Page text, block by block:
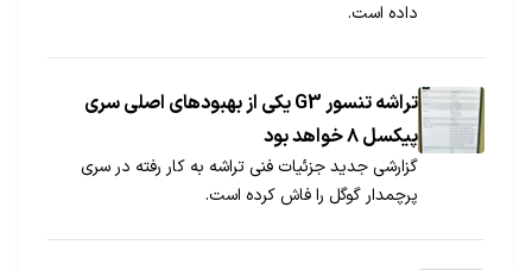
داده است.
تراشه تنسور G3 یکی از بهبودهای اصلی سری
پیکسل ۸ خواهد بود
گزارشی جدید جزئیات فنی تراشه به کار رفته در سری
پرچمدار گوگل را فاش کرده است.